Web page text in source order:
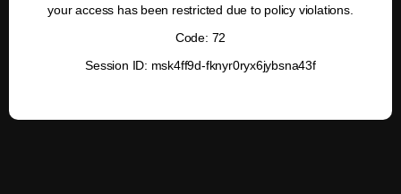
your access has been restricted due to policy violations.
Code: 72
Session ID: msk4ff9d-fknyr0ryx6jybsna43f